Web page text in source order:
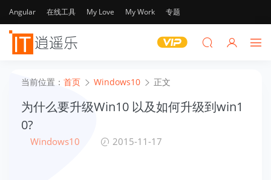
Angular 在线工具 My Love My Work 专题
当前位置： 首页 Windows10 正文
为什么要升级Win10 以及如何升级到win1
0?
Windows10 2015-11-17